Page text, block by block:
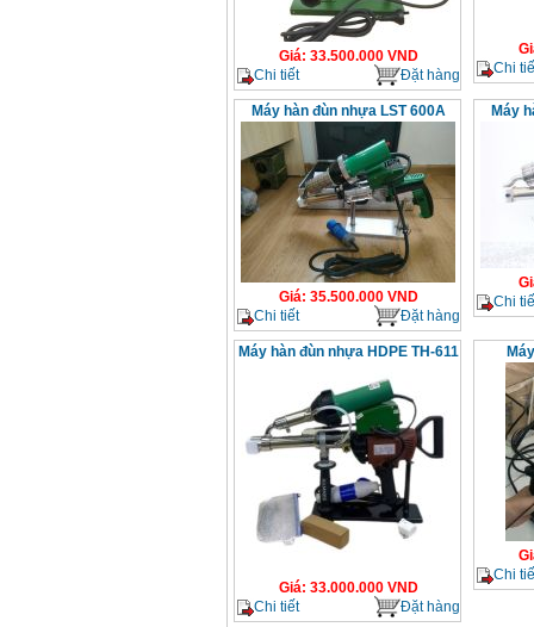
Giá: 33.500.000 VND
Chi tiết
Đặt hàng
Chi
Máy hàn đùn nhựa LST 600A
Giá: 35.500.000 VND
Chi tiết
Đặt hàng
Máy
Chi
Máy hàn đùn nhựa HDPE TH-611
Giá: 33.000.000 VND
Chi tiết
Đặt hàng
Chi